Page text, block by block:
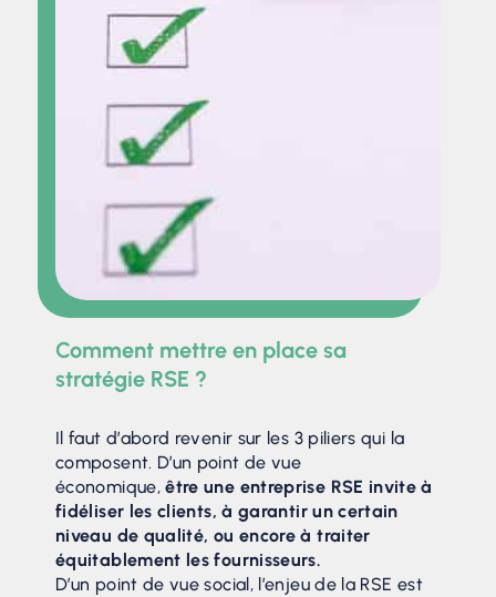
Comment mettre en place sa
stratégie RSE ?
Il faut d’abord revenir sur les 3 piliers qui la
composent. D’un point de vue
économique,être une entreprise RSE invite à
fidéliser les clients, à garantir un certain
niveau de qualité, ou encore à traiter
équitablement les fournisseurs.
D’un point de vue social, l’enjeu de la RSE est